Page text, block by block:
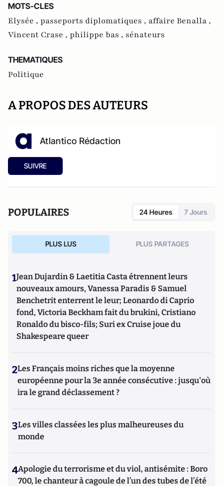
MOTS-CLES
Elysée , passeports diplomatiques , affaire Benalla ,
Vincent Crase , philippe bas , sénateurs
THEMATIQUES
Politique
A PROPOS DES AUTEURS
Atlantico Rédaction
SUIVRE
POPULAIRES 24 Heures 7 Jours
PLUS LUS PLUS PARTAGES
1Jean Dujardin & Laetitia Casta étrennent leurs
nouveaux amours, Vanessa Paradis & Samuel
Benchetrit enterrent le leur; Leonardo di Caprio
fond, Victoria Beckham fait du brukini, Cristiano
Ronaldo du bisco-fils; Suri ex Cruise joue du
Shakespeare queer
2Les Français moins riches que la moyenne
européenne pour la 3e année consécutive : jusqu'où
ira le grand déclassement ?
3Les villes classées les plus malheureuses du
monde
4Apologie du terrorisme et du viol, antisémite : Boro
700, le chanteur à cagoule de l’un des tubes de l’été